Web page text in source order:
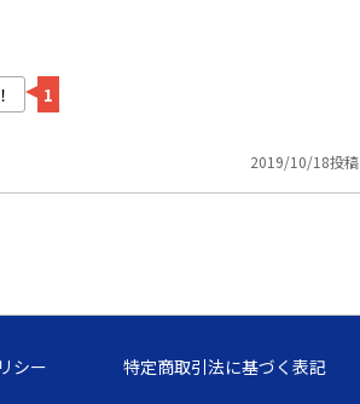
1
2019/10/18投稿
シー 特定商取引法に基づく表記